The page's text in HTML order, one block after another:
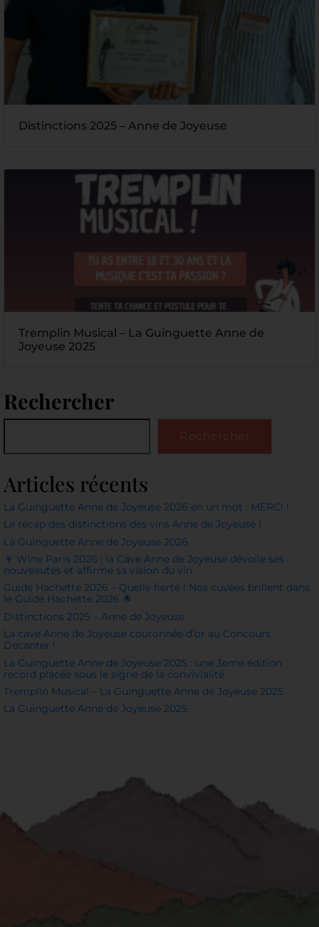
Distinctions 2025 – Anne de Joyeuse
Tremplin Musical – La Guinguette Anne de
Joyeuse 2025
Rechercher
Rechercher
Articles récents
La Guinguette Anne de Joyeuse 2026 en un mot : MERCI !
Le récap des distinctions des vins Anne de Joyeuse !
La Guinguette Anne de Joyeuse 2026
🍷 Wine Paris 2026 : la Cave Anne de Joyeuse dévoile ses
nouveautés et affirme sa vision du vin
Guide Hachette 2026 – Quelle fierté ! Nos cuvées brillent dans
le Guide Hachette 2026 🌟
Distinctions 2025 – Anne de Joyeuse
La cave Anne de Joyeuse couronnée d’or au Concours
Decanter !
La Guinguette Anne de Joyeuse 2025 : une 3eme édition
record placée sous le signe de la convivialité
Tremplin Musical – La Guinguette Anne de Joyeuse 2025
La Guinguette Anne de Joyeuse 2025